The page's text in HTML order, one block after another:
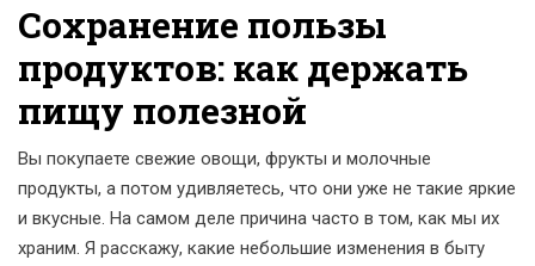
Сохранение пользы
продуктов: как держать
пищу полезной
Вы покупаете свежие овощи, фрукты и молочные
продукты, а потом удивляетесь, что они уже не такие яркие
и вкусные. На самом деле причина часто в том, как мы их
храним. Я расскажу, какие небольшие изменения в быту